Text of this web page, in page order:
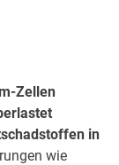
Zellen
in
wie